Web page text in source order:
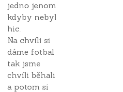
jedno jenom
kdyby nebyl
hic.
Na chvíli si
dáme fotbal
tak jsme
chvíli běhali
a potom si